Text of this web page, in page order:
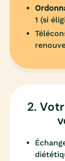
1 (si
2.